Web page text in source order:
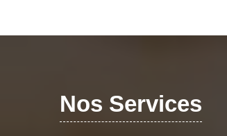
Nos Services